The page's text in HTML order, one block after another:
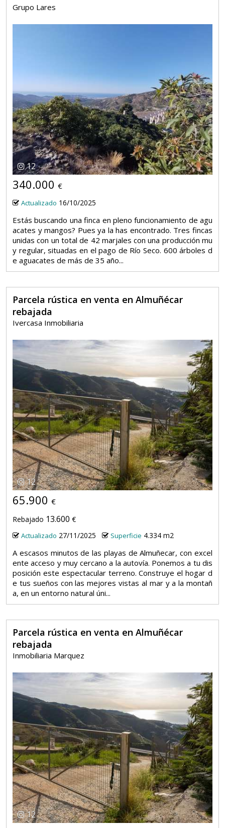
Grupo Lares
12
340.000 €
Actualizado 16/10/2025
Estás buscando una finca en pleno funcionamiento de agu
acates y mangos? Pues ya la has encontrado. Tres fincas
unidas con un total de 42 marjales con una producción mu
y regular, situadas en el pago de Río Seco. 600 árboles d
e aguacates de más de 35 año...
Parcela rústica en venta en Almuñécar
rebajada
Ivercasa Inmobiliaria
12
65.900 €
Rebajado 13.600 €
Actualizado 27/11/2025 Superficie 4.334 m2
A escasos minutos de las playas de Almuñecar, con excel
ente acceso y muy cercano a la autovía. Ponemos a tu dis
posición este espectacular terreno. Construye el hogar d
e tus sueños con las mejores vistas al mar y a la montañ
a, en un entorno natural úni...
Parcela rústica en venta en Almuñécar
rebajada
Inmobiliaria Marquez
12